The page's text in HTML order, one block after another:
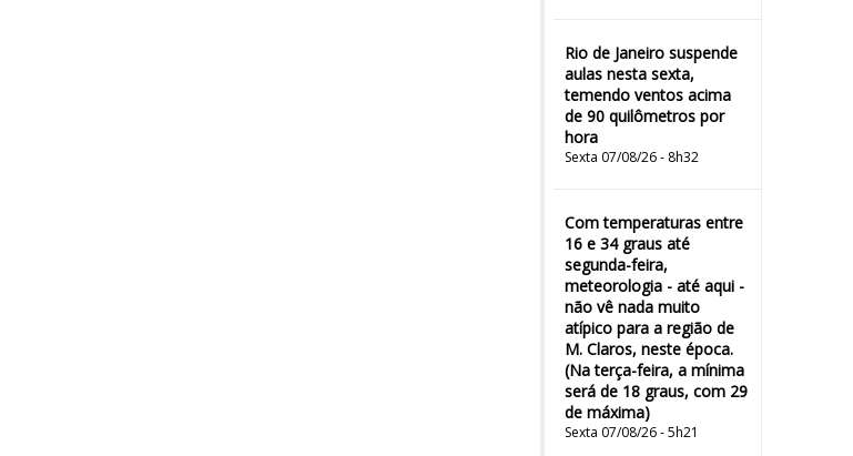
Rio de Janeiro suspende
aulas nesta sexta,
temendo ventos acima
de 90 quilômetros por
hora
Sexta 07/08/26 - 8h32
Com temperaturas entre
16 e 34 graus até
segunda-feira,
meteorologia - até aqui -
não vê nada muito
atípico para a região de
M. Claros, neste época.
(Na terça-feira, a mínima
será de 18 graus, com 29
de máxima)
Sexta 07/08/26 - 5h21